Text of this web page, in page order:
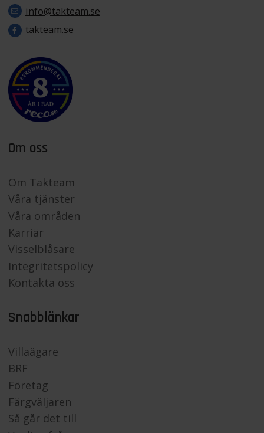
info@takteam.se
takteam.se
Om oss
Om Takteam
Våra tjänster
Våra områden
Karriär
Visselblåsare
Integritetspolicy
Kontakta oss
Snabblänkar
Villaägare
BRF
Företag
Färgväljaren
Så går det till